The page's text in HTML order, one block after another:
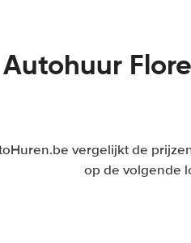
Autohuur
vergelijkt de
op de volgende